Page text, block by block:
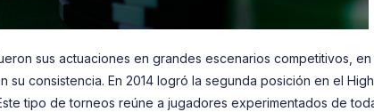
sus actuaciones en grandes escenarios competitivos, en
consistencia. En 2014 logró la segunda posición en el High
tipo de torneos reúne a jugadores experimentados de